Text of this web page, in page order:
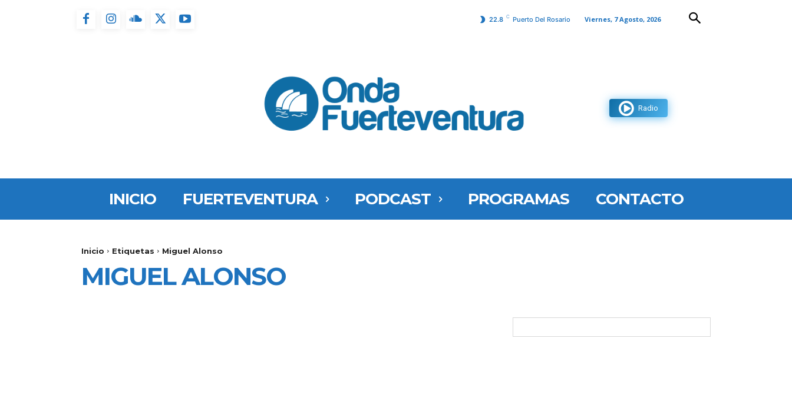
22.8 C Puerto Del Rosario Viernes, 7 Agosto, 2026
Radio
INICIO FUERTEVENTURA PODCAST PROGRAMAS CONTACTO
Inicio Etiquetas Miguel Alonso
MIGUEL ALONSO